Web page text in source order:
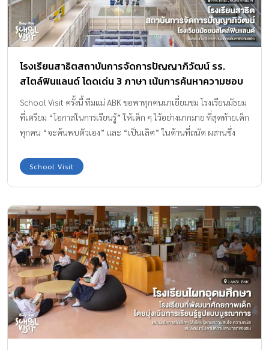
โรงเรียนสาธิตสถาบันการจัดการปัญญาภิวัฒน์ รร.
สไตล์ฟินแลนด์ โดดเด่น 3 ภาษา เน้นการค้นหาความชอบ
School Visit ครั้งนี้ ทีมแม่ ABK ขอพาทุกคนมาเยี่ยมชม โรงเรียนมัธยม
ที่เตรียม “โอกาสในการเรียนรู้” ให้เด็ก ๆ ไว้อย่างมากมาย ที่สุดท้ายเด็ก
ทุกคน “จะค้นพบตัวเอง” และ “เป็นเลิศ” ในด้านที่ถนัด ผสานซึ่ง
คือ โรงเรียนสาธิตสถาบันการจัดการปัญญาภิวัฒน์ (Panyapiwat
Institute of Management Demonstration School ) หรือ SATIT
หมุนเวียน แสงส่องถึง ความปลอดภัย ใส่ใจทุกรายละเอียด อาคารหลัง
นี้ได้รับมาตรฐาน “อาคารสีเขียว” โรงเรียนสาธิตสถาบันการจัดการ
ปัญญาภิวัฒน์ Learn : แตกต่างอย่างโดดเด่น SATIT PIM จับมือกับ
สถานทูตฟินแลนด์และ University of Jyväskylä (มหาวิทยาลัยฝึกหัด
ครูชั้นนำของโลก) ตั้งแต่ […]
School Visit